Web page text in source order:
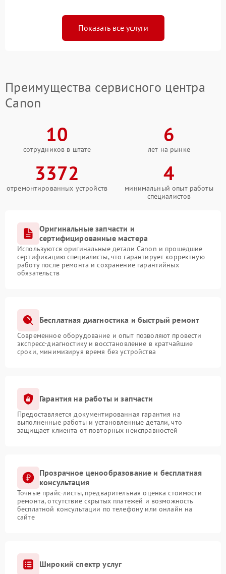
Показать все услуги
Преимущества сервисного центра
Canon
10
сотрудников в штате
6
лет на рынке
3372
отремонтированных устройств
4
минимальный опыт работы
специалистов
Оригинальные запчасти и
сертифицированные мастера
Используются оригинальные детали Canon и прошедшие
сертификацию специалисты, что гарантирует корректную
работу после ремонта и сохранение гарантийных
обязательств
Бесплатная диагностика и быстрый ремонт
Современное оборудование и опыт позволяют провести
экспресс-диагностику и восстановление в кратчайшие
сроки, минимизируя время без устройства
Гарантия на работы и запчасти
Предоставляется документированная гарантия на
выполненные работы и установленные детали, что
защищает клиента от повторных неисправностей
Прозрачное ценообразование и бесплатная
консультация
Точные прайс-листы, предварительная оценка стоимости
ремонта, отсутствие скрытых платежей и возможность
бесплатной консультации по телефону или онлайн на
сайте
Широкий спектр услуг